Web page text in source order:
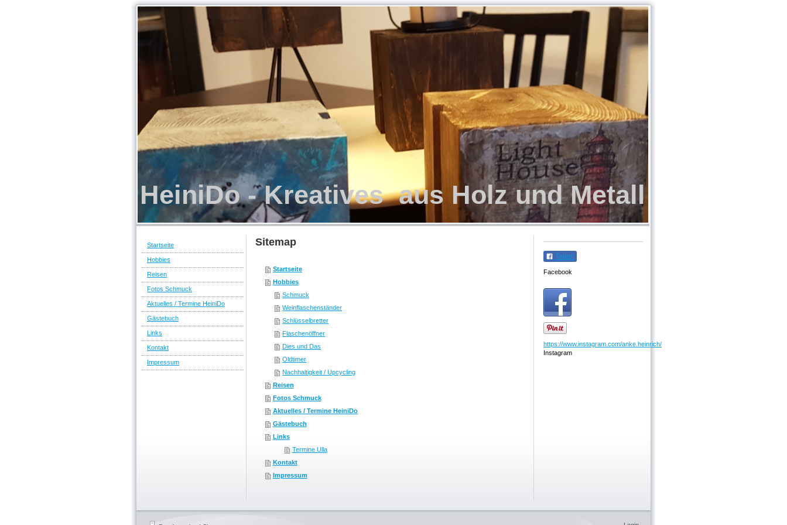
HeiniDo - Kreatives aus Holz und Metall
Startseite
Hobbies
Reisen
Fotos Schmuck
Aktuelles / Termine HeiniDo
Gästebuch
Links
Kontakt
Impressum
Sitemap
Startseite
Hobbies
Schmuck
Weinflaschenständer
Schlüsselbretter
Flaschenöffner
Dies und Das
Oldtimer
Nachhaltigkeit / Upcycling
Reisen
Fotos Schmuck
Aktuelles / Termine HeiniDo
Gästebuch
Links
Termine Ulla
Kontakt
Impressum
Teilen
Facebook
https://www.instagram.com/anke.heinrich/
Instagram